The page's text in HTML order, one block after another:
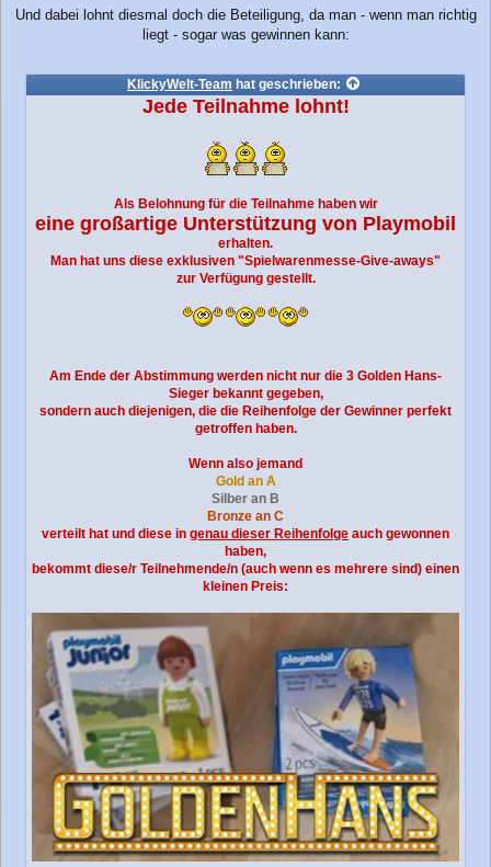
Und dabei lohnt diesmal doch die Beteiligung, da man - wenn man richtig
liegt - sogar was gewinnen kann:
KlickyWelt-Team hat geschrieben:
Jede Teilnahme lohnt!
Als Belohnung für die Teilnahme haben wir
eine großartige Unterstützung von Playmobil
erhalten.
Man hat uns diese exklusiven "Spielwarenmesse-Give-aways"
zur Verfügung gestellt.
Am Ende der Abstimmung werden nicht nur die 3 Golden Hans-
Sieger bekannt gegeben,
sondern auch diejenigen, die die Reihenfolge der Gewinner perfekt
getroffen haben.
Wenn also jemand
Gold an A
Silber an B
Bronze an C
verteilt hat und diese in genau dieser Reihenfolge auch gewonnen
haben,
bekommt diese/r Teilnehmende/n (auch wenn es mehrere sind) einen
kleinen Preis: